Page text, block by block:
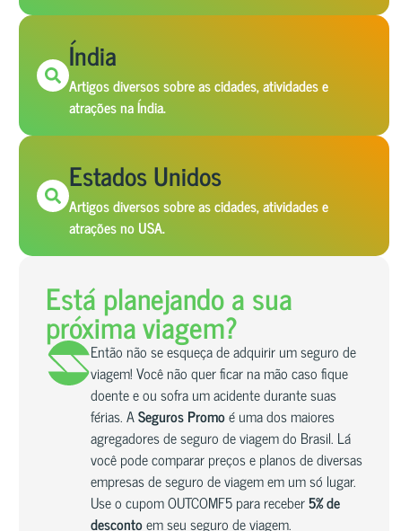
Índia
Artigos diversos sobre as cidades, atividades e
atrações na Índia.
Estados Unidos
Artigos diversos sobre as cidades, atividades e
atrações no USA.
Está planejando a sua
próxima viagem?
Então não se esqueça de adquirir um seguro de
viagem! Você não quer ficar na mão caso fique
doente e ou sofra um acidente durante suas
férias. ASeguros Promoé uma dos maiores
agregadores de seguro de viagem do Brasil. Lá
você pode comparar preços e planos de diversas
empresas de seguro de viagem em um só lugar.
Use o cupom OUTCOMF5 para receber5% de
descontoem seu seguro de viagem.